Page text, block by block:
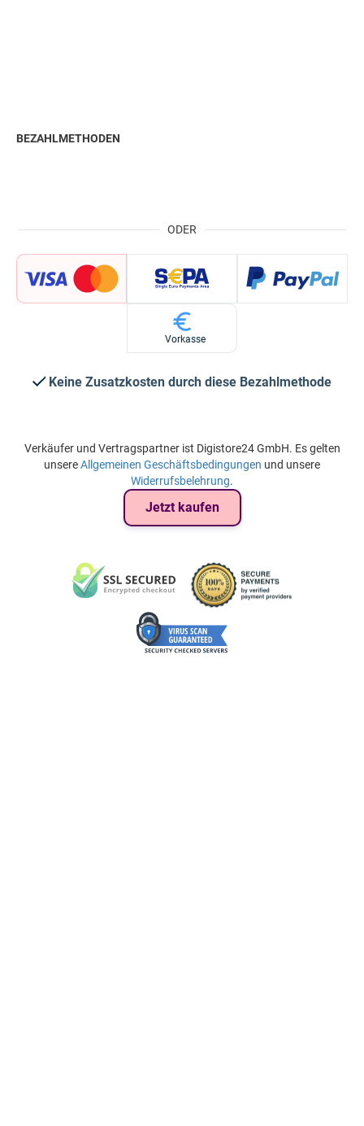
ODER
BEZAHLMETHODEN
Vorkasse
Keine Zusatzkosten durch diese Bezahlmethode
Verkäufer und Vertragspartner ist Digistore24 GmbH. Es gelten
unsereAllgemeinen Geschäftsbedingungen und unsere
Widerrufsbelehrung.
Jetzt kaufen